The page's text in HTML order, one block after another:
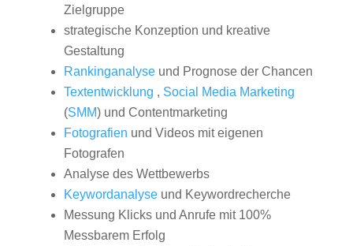
Zielgruppe
strategische Konzeption und kreative
Gestaltung
Rankinganalyseund Prognose der Chancen
Textentwicklung , Social Media Marketing
(SMM) und Contentmarketing
Fotografien und Videos mit eigenen
Fotografen
Analyse des Wettbewerbs
Keywordanalyseund Keywordrecherche
Messung Klicks und Anrufe mit 100%
Messbarem Erfolg